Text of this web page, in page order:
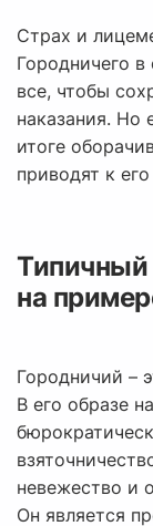
Страх и
Городничего
все, чтобы
наказания. Но
итоге
приводят к
Типичный
на
Городничий –
В его образе
невежество и
Он является